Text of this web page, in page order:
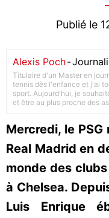
Publié le
Alexis Poch-
Titulaire d'un Master en
tennis dès l'enfance et j'ai
sport. Aujourd'hui, je
et être au plus proche des
Mercredi, le
Real Madrid en
monde des
à Chelsea.
Luis Enrique